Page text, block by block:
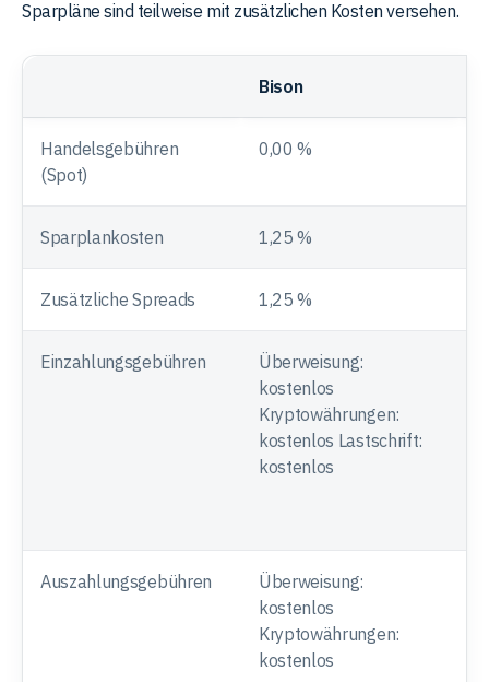
Sparpläne sind teilweise mit zusätzlichen Kosten versehen.
Bison
Handelsgebühren
(Spot)
0,00 %
Sparplankosten 1,25 %
Zusätzliche Spreads 1,25 %
Einzahlungsgebühren
Überweisung:
kostenlos
Kryptowährungen:
kostenlos Lastschrift:
kostenlos
Auszahlungsgebühren
Überweisung:
kostenlos
Kryptowährungen:
kostenlos